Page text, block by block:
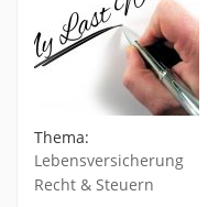
Thema:
Lebensversicherung
Recht & Steuern